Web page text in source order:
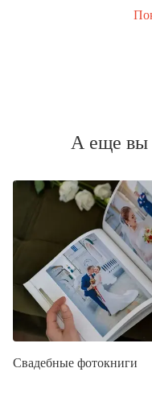
А еще вы
Свадебные фотокниги